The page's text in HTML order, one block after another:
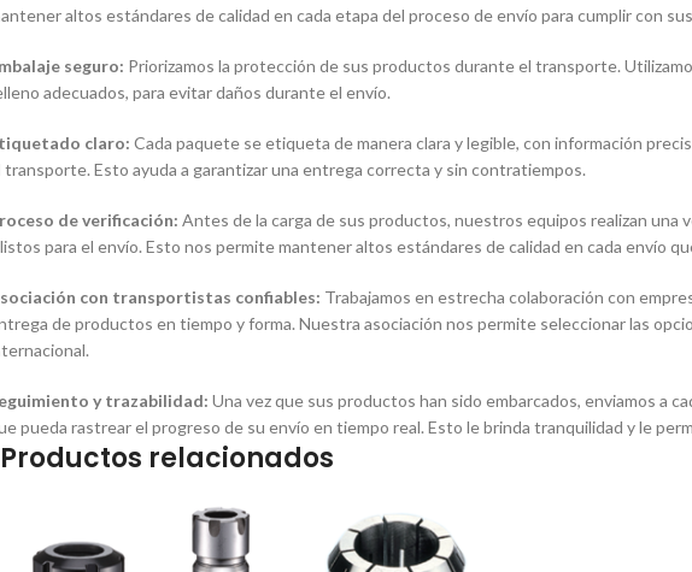
altos estándares de calidad en cada etapa del proceso de envío para cumplir con
seguro: Priorizamos la protección de sus productos durante el transporte.
adecuados, para evitar daños durante el envío.
claro: Cada paquete se etiqueta de manera clara y legible, con información
transporte. Esto ayuda a garantizar una entrega correcta y sin contratiempos.
de verificación: Antes de la carga de sus productos, nuestros equipos realizan
para el envío. Esto nos permite mantener altos estándares de calidad en cada envío
con transportistas confiables: Trabajamos en estrecha colaboración con
de productos en tiempo y forma. Nuestra asociación nos permite seleccionar las
y trazabilidad: Una vez que sus productos han sido embarcados, enviamos a
pueda rastrear el progreso de su envío en tiempo real. Esto le brinda tranquilidad y le
Productos relacionados